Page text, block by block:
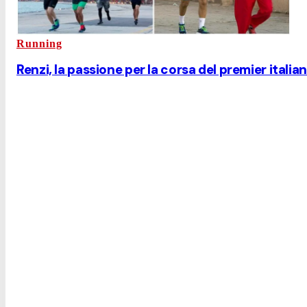
Running
Renzi, la passione per la corsa del premier